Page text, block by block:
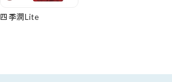
四季潤Lite